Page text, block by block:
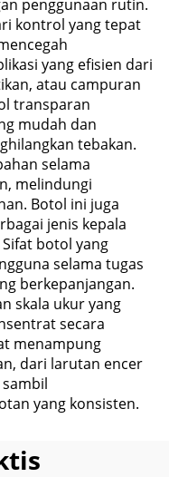
penggunaan rutin.
kontrol yang tepat
yang efisien dari
atau campuran
transparan
mudah dan
tebakan.
selama
melindungi
Botol ini juga
jenis kepala
botol yang
selama tugas
berkepanjangan.
skala ukur yang
secara
menampung
dari larutan encer
yang konsisten.